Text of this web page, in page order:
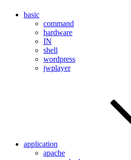
basic
command
hardware
IN
shell
wordpress
jwplayer
application
apache